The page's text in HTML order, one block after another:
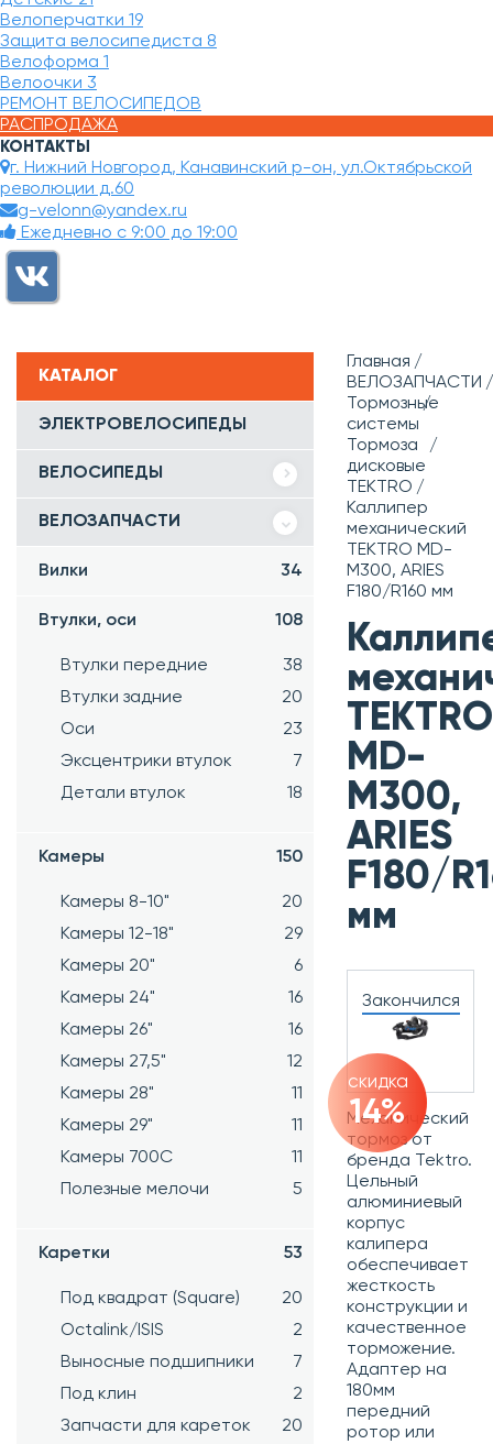
Велоперчатки 19
Защита велосипедиста 8
Велоформа 1
Велоочки 3
РЕМОНТ ВЕЛОСИПЕДОВ
РАСПРОДАЖА
КОНТАКТЫ
г. Нижний Новгород, Канавинский р-он, ул.Октябрьской
революции д.60
g-velonn@yandex.ru
Ежедневно с 9:00 до 19:00
КАТАЛОГ
ЭЛЕКТРОВЕЛОСИПЕДЫ
ВЕЛОСИПЕДЫ
ВЕЛОЗАПЧАСТИ
Вилки 34
Втулки, оси 108
Втулки передние
38
Втулки задние
20
Оси
23
Эксцентрики втулок
7
Детали втулок
18
Камеры 150
Камеры 8-10"
20
Камеры 12-18"
29
Камеры 20"
6
Камеры 24"
16
Камеры 26"
16
Камеры 27,5"
12
Камеры 28"
11
Камеры 29"
11
Камеры 700C
11
Полезные мелочи
5
Каретки 53
Под квадрат (Square)
20
Octalink/ISIS
2
Выносные подшипники
7
Под клин
2
Запчасти для кареток
20
Главная
ВЕЛОЗАПЧАСТИ
Тормозные
системы
Тормоза
дисковые
TEKTRO
Каллипер
механический
TEKTRO MD-
M300, ARIES
F180/R160 мм
TEKTRO
MD-
M300,
ARIES
F180/
мм
Закончился
скидка
14%
Механический
тормоз от
бренда Tektro.
Цельный
алюминиевый
корпус
калипера
обеспечивает
жесткость
конструкции и
качественное
торможение.
Адаптер на
180мм
передний
ротор или